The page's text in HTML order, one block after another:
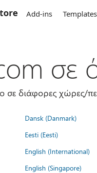
Add-ins Templates
σε
σε διάφορες χώρες/
Dansk (Danmark)
Eesti (Eesti)
English (International)
English (Singapore)